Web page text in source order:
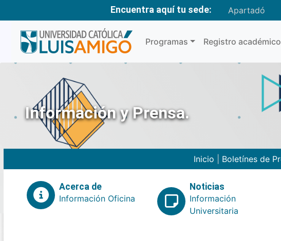
Encuentra aquí tu sede: Apartadó
Programas Registro académico
Información y Prensa.
Inicio Boletínes de
Acerca de
Información Oficina
Noticias
Información
Universitaria